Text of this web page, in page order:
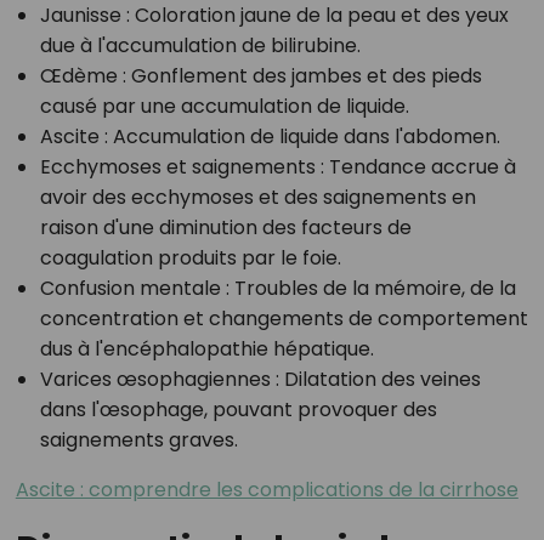
Jaunisse : Coloration jaune de la peau et des yeux
due à l'accumulation de bilirubine.
Œdème : Gonflement des jambes et des pieds
causé par une accumulation de liquide.
Ascite : Accumulation de liquide dans l'abdomen.
Ecchymoses et saignements : Tendance accrue à
avoir des ecchymoses et des saignements en
raison d'une diminution des facteurs de
coagulation produits par le foie.
Confusion mentale : Troubles de la mémoire, de la
concentration et changements de comportement
dus à l'encéphalopathie hépatique.
Varices œsophagiennes : Dilatation des veines
dans l'œsophage, pouvant provoquer des
saignements graves.
Ascite : comprendre les complications de la cirrhose